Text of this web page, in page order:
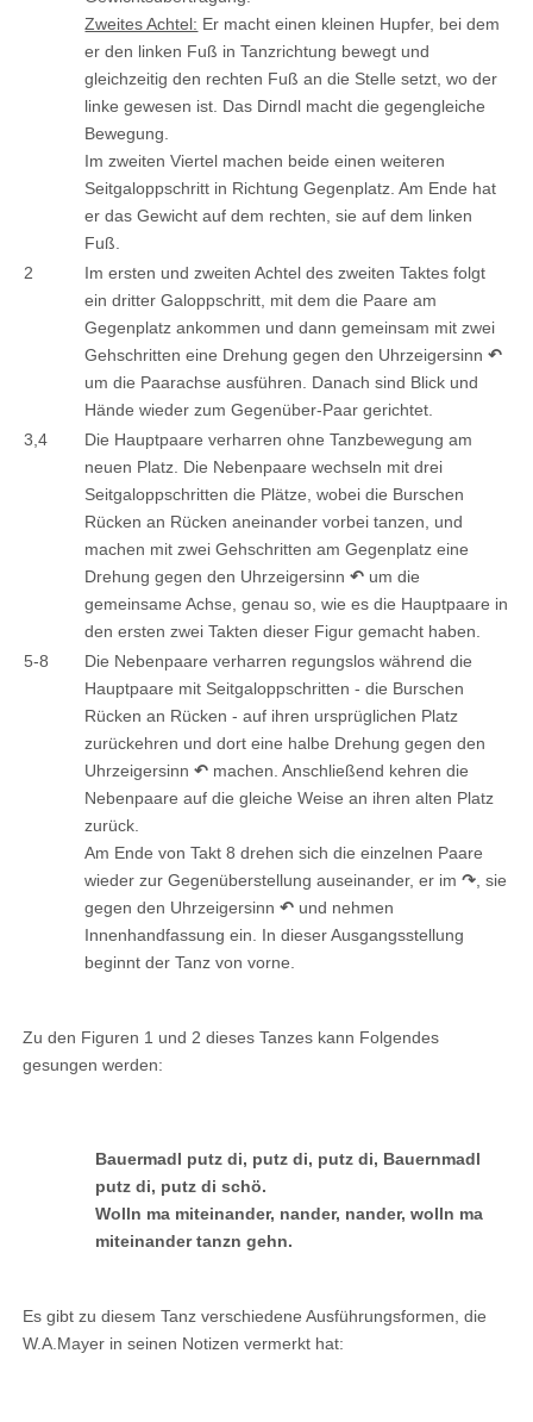
Zweites Achtel: Er macht einen kleinen Hupfer, bei dem
er den linken Fuß in Tanzrichtung bewegt und
gleichzeitig den rechten Fuß an die Stelle setzt, wo der
linke gewesen ist. Das Dirndl macht die gegengleiche
Bewegung.
Im zweiten Viertel machen beide einen weiteren
Seitgaloppschritt in Richtung Gegenplatz. Am Ende hat
er das Gewicht auf dem rechten, sie auf dem linken
Fuß.
2
Im ersten und zweiten Achtel des zweiten Taktes folgt
ein dritter Galoppschritt, mit dem die Paare am
Gegenplatz ankommen und dann gemeinsam mit zwei
Gehschritten eine Drehung gegen den Uhrzeigersinn↶
um die Paarachse ausführen. Danach sind Blick und
Hände wieder zum Gegenüber-Paar gerichtet.
3,4
Die Hauptpaare verharren ohne Tanzbewegung am
neuen Platz. Die Nebenpaare wechseln mit drei
Seitgaloppschritten die Plätze, wobei die Burschen
Rücken an Rücken aneinander vorbei tanzen, und
machen mit zwei Gehschritten am Gegenplatz eine
Drehung gegen den Uhrzeigersinn↶ um die
gemeinsame Achse, genau so, wie es die Hauptpaare in
den ersten zwei Takten dieser Figur gemacht haben.
5-8
Die Nebenpaare verharren regungslos während die
Hauptpaare mit Seitgaloppschritten - die Burschen
Rücken an Rücken - auf ihren ursprüglichen Platz
zurückehren und dort eine halbe Drehung gegen den
Uhrzeigersinn↶ machen. Anschließend kehren die
Nebenpaare auf die gleiche Weise an ihren alten Platz
zurück.
Am Ende von Takt 8 drehen sich die einzelnen Paare
wieder zur Gegenüberstellung auseinander, er im↷, sie
gegen den Uhrzeigersinn↶ und nehmen
Innenhandfassung ein. In dieser Ausgangsstellung
beginnt der Tanz von vorne.
Zu den Figuren 1 und 2 dieses Tanzes kann Folgendes
gesungen werden:
Bauermadl putz di, putz di, putz di, Bauernmadl
putz di, putz di schö.
Wolln ma miteinander, nander, nander, wolln ma
miteinander tanzn gehn.
Es gibt zu diesem Tanz verschiedene Ausführungsformen, die
W.A.Mayer in seinen Notizen vermerkt hat: